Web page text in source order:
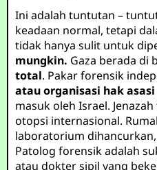
Ini adalah tuntutan –
keadaan normal, tetapi
tidak hanya sulit untuk
mungkin. Gaza berada di
total. Pakar forensik
atau organisasi hak
masuk oleh Israel.
otopsi internasional.
laboratorium
Patolog forensik adalah
atau dokter sipil yang